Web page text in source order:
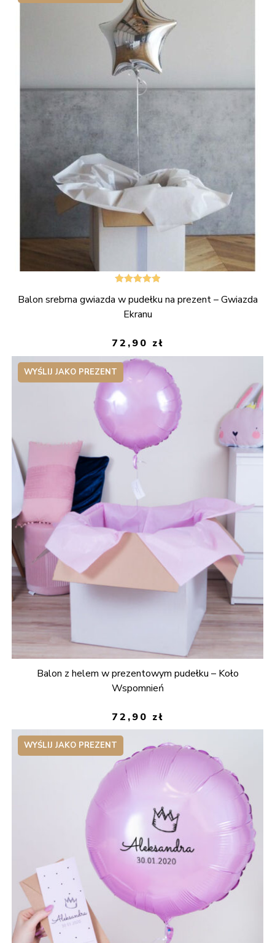
5.00na 5
Balon srebrna gwiazda w pudełku na prezent – Gwiazda
Ekranu
72,90 zł
WYŚLIJ JAKO PREZENT
Balon z helem w prezentowym pudełku – Koło
Wspomnień
72,90 zł
WYŚLIJ JAKO PREZENT